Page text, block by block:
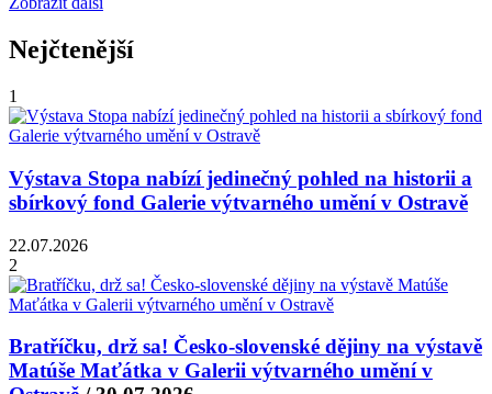
Nejčtenější
1
Výstava Stopa nabízí jedinečný pohled na historii a
sbírkový fond Galerie výtvarného umění v Ostravě
22.07.2026
2
Bratříčku, drž sa! Česko-slovenské dějiny na výstavě
Matúše Maťátka v Galerii výtvarného umění v